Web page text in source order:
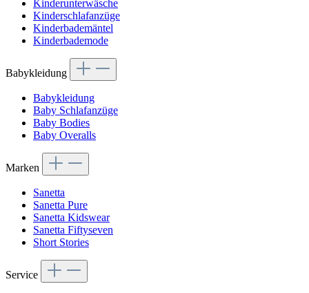
Kinderunterwäsche
Kinderschlafanzüge
Kinderbademäntel
Kinderbademode
Babykleidung
Babykleidung
Baby Schlafanzüge
Baby Bodies
Baby Overalls
Marken
Sanetta
Sanetta Pure
Sanetta Kidswear
Sanetta Fiftyseven
Short Stories
Service